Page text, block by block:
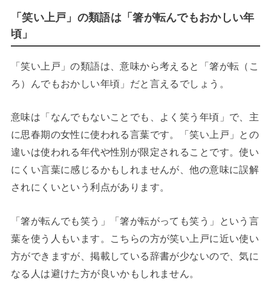
「笑い上戸」の類語は「箸が転んでもおかしい年
頃」
「笑い上戸」の類語は、意味から考えると「箸が転（こ
ろ）んでもおかしい年頃」だと言えるでしょう。
意味は「なんでもないことでも、よく笑う年頃」で、主
に思春期の女性に使われる言葉です。「笑い上戸」との
違いは使われる年代や性別が限定されることです。使い
にくい言葉に感じるかもしれませんが、他の意味に誤解
されにくいという利点があります。
「箸が転んでも笑う」「箸が転がっても笑う」という言
葉を使う人もいます。こちらの方が笑い上戸に近い使い
方ができますが、掲載している辞書が少ないので、気に
なる人は避けた方が良いかもしれません。